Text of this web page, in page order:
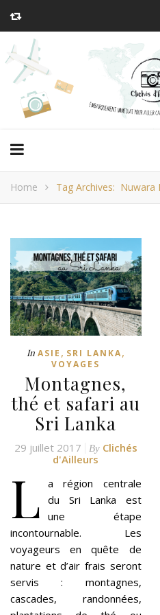
Home Tag Archives: Nuwara
In ASIE , SRI LANKA,
VOYAGES
Montagnes,
thé et safari au
Sri Lanka
29 juillet 2017 By Clichés
d'Ailleurs
L a région centrale
du Sri Lanka est
une étape
incontournable. Les
voyageurs en quête de
nature et d’air frais seront
servis : montagnes,
cascades, randonnées,